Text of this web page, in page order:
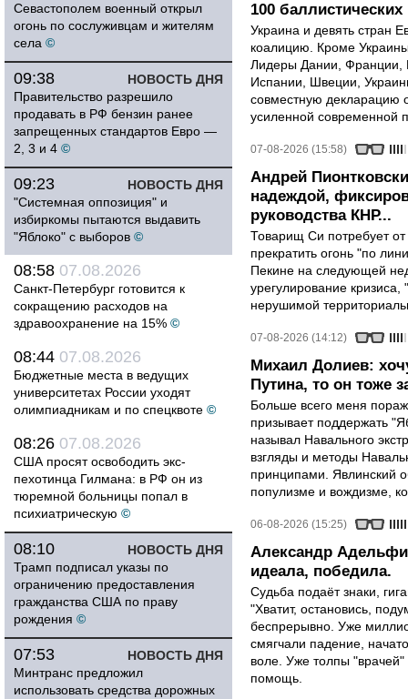
Севастополем военный открыл
огонь по сослуживцам и жителям
села ©
НОВОСТЬ ДНЯ
09:38
Правительство разрешило
продавать в РФ бензин ранее
запрещенных стандартов Евро —
2, 3 и 4 ©
НОВОСТЬ ДНЯ
09:23
"Системная оппозиция" и
избиркомы пытаются выдавить
"Яблоко" с выборов ©
08:58 07.08.2026
Санкт-Петербург готовится к
сокращению расходов на
здравоохранение на 15% ©
08:44 07.08.2026
Бюджетные места в ведущих
университетах России уходят
олимпиадникам и по спецквоте ©
08:26 07.08.2026
США просят освободить экс-
пехотинца Гилмана: в РФ он из
тюремной больницы попал в
психиатрическую ©
НОВОСТЬ ДНЯ
08:10
Трамп подписал указы по
ограничению предоставления
гражданства США по праву
рождения ©
НОВОСТЬ ДНЯ
07:53
Минтранс предложил
использовать средства дорожных
100 баллистических
Украина и девять стран
коалицию. Кроме
Лидеры Дании, Франции,
Испании, Швеции,
совместную декларацию
усиленной современной
07-08-2026 (15:58)
Андрей
надеждой,
руководства КНР...
Товарищ Си потребует
прекратить огонь "по
Пекине на следующей
урегулирование
нерушимой
07-08-2026 (14:12)
Михаил Долиев:
Путина, то он тоже
Больше всего меня
призывает поддержать
называл Навального
взгляды и методы
принципами. Явлинский
популизме и вождизме,
06-08-2026 (15:25)
Александр
идеала, победила.
Судьба подаёт знаки,
"Хватит, остановись,
беспрерывно. Уже
смягчали падение,
воле. Уже толпы
помощь.